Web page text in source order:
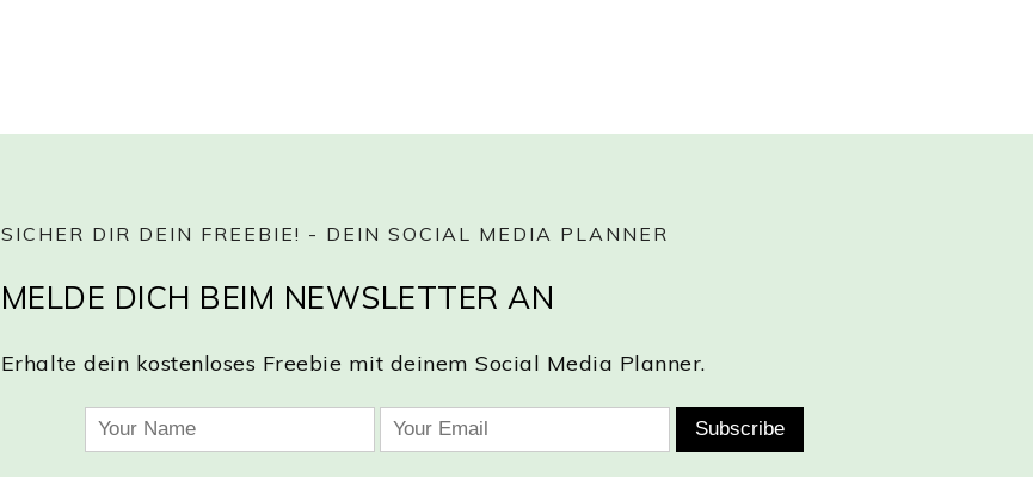
SICHER DIR DEIN FREEBIE! - DEIN SOCIAL MEDIA PLANNER
MELDE DICH BEIM NEWSLETTER AN
Erhalte dein kostenloses Freebie mit deinem Social Media Planner.